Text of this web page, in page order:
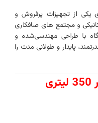
350 لیتری مفیدی یکی از تجهیزات پرفروش و
و مجتمع‌ های صافکاری
با طراحی مهندسی‌شده و
پایدار و طولانی‌ مدت را
ویژگی‌ها و مزایای کمپرسور 350 لیتری